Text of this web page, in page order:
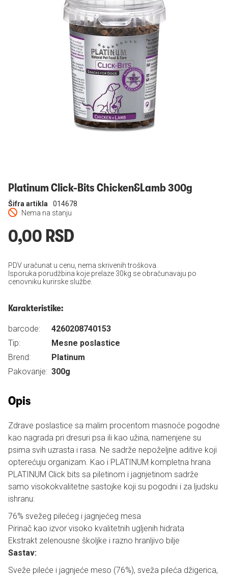
Platinum Click-Bits Chicken&Lamb 300g
Nema na stanju
Šifra artikla 014678
0,00 RSD
PDV uračunat u cenu, nema skrivenih troškova.
Isporuka porudžbina koje prelaze 30kg se obračunavaju po
cenovniku kurirske službe.
Karakteristike:
barcode:
4260208740153
Tip:
Mesne poslastice
Brend:
Platinum
Pakovanje: 300g
Opis
Zdrave poslastice sa malim procentom masnoće pogodne
kao nagrada pri dresuri psa ili kao užina, namenjene su
psima svih uzrasta i rasa. Ne sadrže nepoželjne aditive koji
opterećuju organizam. Kao i PLATINUM kompletna hrana
PLATINUM Click bits sa piletinom i jagnjetinom sadrže
samo visokokvalitetne sastojke koji su pogodni i za ljudsku
ishranu:
76% svežeg pilećeg i jagnjećeg mesa
Pirinač kao izvor visoko kvalitetnih ugljenih hidrata
Ekstrakt zelenousne školjke i razno hranljivo bilje
Sastav:
Sveže pileće i jagnjeće meso (76%), sveža pileća džigerica,